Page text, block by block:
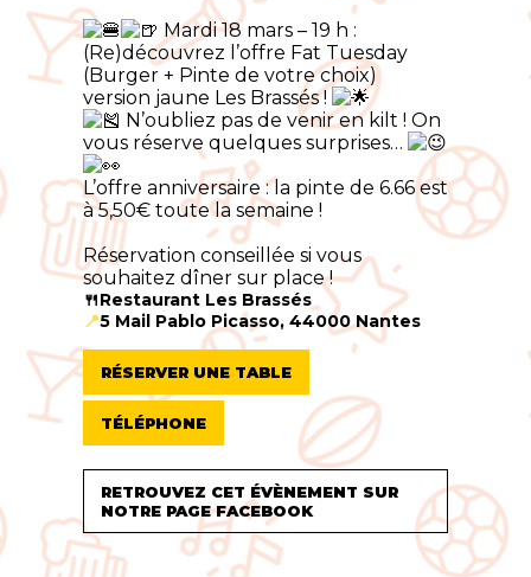
Mardi 18 mars – 19 h :
(Re)découvrez l’offre Fat Tuesday
(Burger + Pinte de votre choix)
version jaune Les Brassés !
N’oubliez pas de venir en kilt ! On
vous réserve quelques surprises…
L’offre anniversaire : la pinte de 6.66 est
à 5,50€ toute la semaine !
Réservation conseillée si vous
souhaitez dîner sur place !
🍴Restaurant Les Brassés
📍5 Mail Pablo Picasso, 44000 Nantes
RÉSERVER UNE TABLE
TÉLÉPHONE
RETROUVEZ CET ÉVÈNEMENT SUR
NOTRE PAGE FACEBOOK